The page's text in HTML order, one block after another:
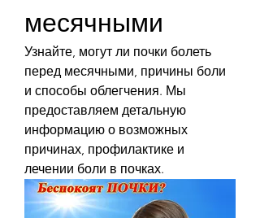
месячными
Узнайте, могут ли почки болеть
перед месячными, причины боли
и способы облегчения. Мы
предоставляем детальную
информацию о возможных
причинах, профилактике и
лечении боли в почках.